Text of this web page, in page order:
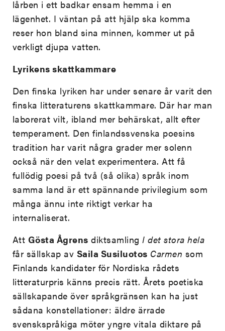
lårben i ett badkar ensam hemma i en
lägenhet. I väntan på att hjälp ska komma
reser hon bland sina minnen, kommer ut på
verkligt djupa vatten.
Lyrikens skattkammare
Den finska lyriken har under senare år varit den
finska litteraturens skattkammare. Där har man
laborerat vilt, ibland mer behärskat, allt efter
temperament. Den finlandssvenska poesins
tradition har varit några grader mer solenn
också när den velat experimentera. Att få
fullödig poesi på två (så olika) språk inom
samma land är ett spännande privilegium som
många ännu inte riktigt verkar ha
internaliserat.
Att Gösta Ågrens diktsamlingI det stora hela
får sällskap av Saila Susiluotos Carmen som
Finlands kandidater för Nordiska rådets
litteraturpris känns precis rätt. Årets poetiska
sällskapande över språkgränsen kan ha just
sådana konstellationer: äldre ärrade
svenskspråkiga möter yngre vitala diktare på